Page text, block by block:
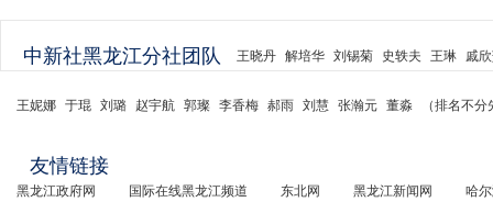
中新社黑龙江分社团队 王晓丹 解培华 刘锡菊 史轶夫 王琳 戚
王妮娜 于琨 刘璐 赵宇航 郭璨 李香梅 郝雨 刘慧 张瀚元 董淼 （排名不
友情链接
黑龙江政府网 国际在线黑龙江频道 东北网 黑龙江新闻网
哈